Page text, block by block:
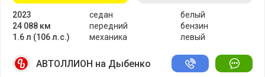
2023
24 088 км
1.6 л (106 л.с.)
седан
передний
механика
белый
бензин
левый
АВТОЛЛИОН на Дыбенко